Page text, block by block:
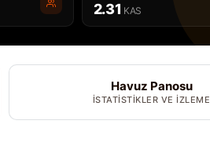
2.31 KAS
Havuz Panosu
İSTATISTIKLER VE IZLEME